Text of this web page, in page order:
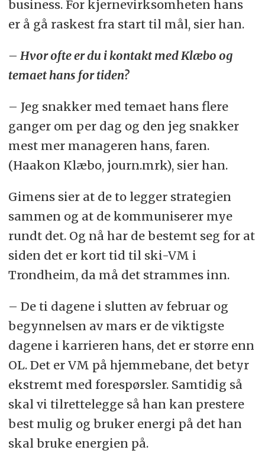
business. For kjernevirksomheten hans
er å gå raskest fra start til mål, sier han.
– Hvor ofte er du i kontakt med Klæbo og
temaet hans for tiden?
– Jeg snakker med temaet hans flere
ganger om per dag og den jeg snakker
mest mer manageren hans, faren.
(Haakon Klæbo, journ.mrk), sier han.
Gimens sier at de to legger strategien
sammen og at de kommuniserer mye
rundt det. Og nå har de bestemt seg for at
siden det er kort tid til ski-VM i
Trondheim, da må det strammes inn.
– De ti dagene i slutten av februar og
begynnelsen av mars er de viktigste
dagene i karrieren hans, det er større enn
OL. Det er VM på hjemmebane, det betyr
ekstremt med forespørsler. Samtidig så
skal vi tilrettelegge så han kan prestere
best mulig og bruker energi på det han
skal bruke energien på.